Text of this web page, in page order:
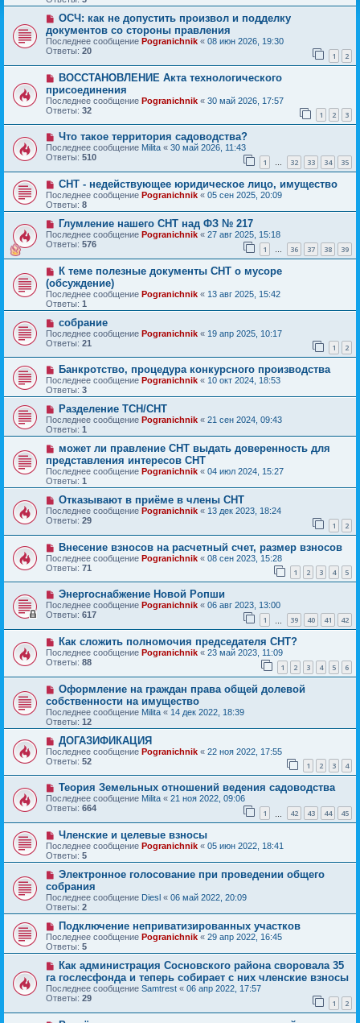
ОСЧ: как не допустить произвол и подделку
документов со стороны правления
Последнее сообщение Pogranichnik « 08 июн 2026, 19:30
Ответы: 20 1 2
ВОССТАНОВЛЕНИЕ Акта технологического
присоединения
Последнее сообщение Pogranichnik « 30 май 2026, 17:57
Ответы: 32 1 2 3
Что такое территория садоводства?
Последнее сообщение Milita « 30 май 2026, 11:43
Ответы: 510 1 … 32 33 34 35
СНТ - недействующее юридическое лицо, имущество
Последнее сообщение Pogranichnik « 05 сен 2025, 20:09
Ответы: 8
Глумление нашего СНТ над ФЗ № 217
Последнее сообщение Pogranichnik « 27 авг 2025, 15:18
Ответы: 576 1 … 36 37 38 39
К теме полезные документы СНТ о мусоре
(обсуждение)
Последнее сообщение Pogranichnik « 13 авг 2025, 15:42
Ответы: 1
собрание
Последнее сообщение Pogranichnik « 19 апр 2025, 10:17
Ответы: 21 1 2
Банкротство, процедура конкурсного производства
Последнее сообщение Pogranichnik « 10 окт 2024, 18:53
Ответы: 3
Разделение ТСН/СНТ
Последнее сообщение Pogranichnik « 21 сен 2024, 09:43
Ответы: 1
может ли правление СНТ выдать доверенность для
представления интересов СНТ
Последнее сообщение Pogranichnik « 04 июл 2024, 15:27
Ответы: 1
Отказывают в приёме в члены СНТ
Последнее сообщение Pogranichnik « 13 дек 2023, 18:24
Ответы: 29 1 2
Внесение взносов на расчетный счет, размер взносов
Последнее сообщение Pogranichnik « 08 сен 2023, 15:28
Ответы: 71 1 2 3 4 5
Энергоснабжение Новой Ропши
Последнее сообщение Pogranichnik « 06 авг 2023, 13:00
Ответы: 617 1 39 40 41 42
Как сложить полномочия председателя СНТ?
Последнее сообщение Pogranichnik « 23 май 2023, 11:09
Ответы: 88 1 2 3 4 5 6
Оформление на граждан права общей долевой
собственности на имущество
Последнее сообщение Milita « 14 дек 2022, 18:39
Ответы: 12
ДОГАЗИФИКАЦИЯ
Последнее сообщение Pogranichnik « 22 ноя 2022, 17:55
Ответы: 52 1 2 3 4
Теория Земельных отношений ведения садоводства
Последнее сообщение Milita « 21 ноя 2022, 09:06
Ответы: 664 1 42 43 44 45
Членские и целевые взносы
Последнее сообщение Pogranichnik « 05 июн 2022, 18:41
Ответы: 5
Электронное голосование при проведении общего
собрания
Последнее сообщение Diesl « 06 май 2022, 20:09
Ответы: 2
Подключение неприватизированных участков
Последнее сообщение Pogranichnik « 29 апр 2022, 16:45
Ответы: 5
Как администрация Сосновского района своровала 35
га гослесфонда и теперь собирает с них членские взносы
Последнее сообщение Samtrest « 06 апр 2022, 17:57
Ответы: 29 1 2